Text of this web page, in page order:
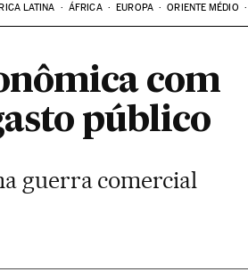
LATINA ÁFRICA EUROPA ORIENTE MÉDIO
com
público
guerra comercial